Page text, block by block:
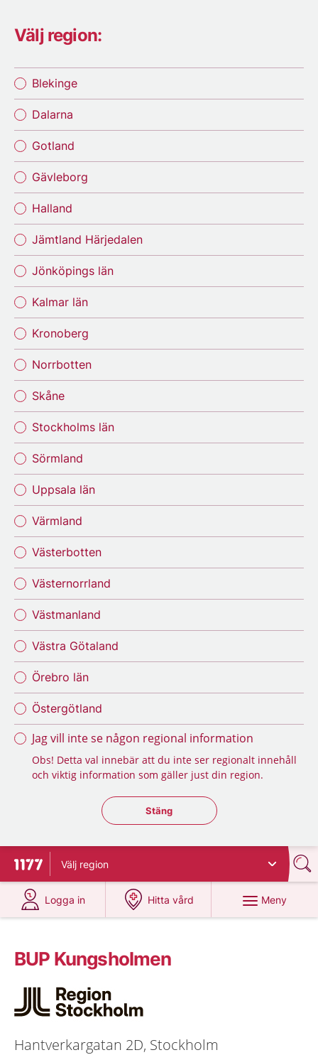
Välj region:
Blekinge
Dalarna
Gotland
Gävleborg
Halland
Jämtland Härjedalen
Jönköpings län
Kalmar län
Kronoberg
Norrbotten
Skåne
Stockholms län
Sörmland
Uppsala län
Värmland
Västerbotten
Västernorrland
Västmanland
Västra Götaland
Örebro län
Östergötland
Jag vill inte se någon regional information
Obs! Detta val innebär att du inte ser regionalt innehåll
och viktig information som gäller just din region.
Stäng regionsväljaren
Stäng
Till startsidan för 1177
Välj region
Logga in
på 1177.se
Hitta vård
på 1177.se
Meny
BUP Kungsholmen
Hantverkargatan 2D, Stockholm